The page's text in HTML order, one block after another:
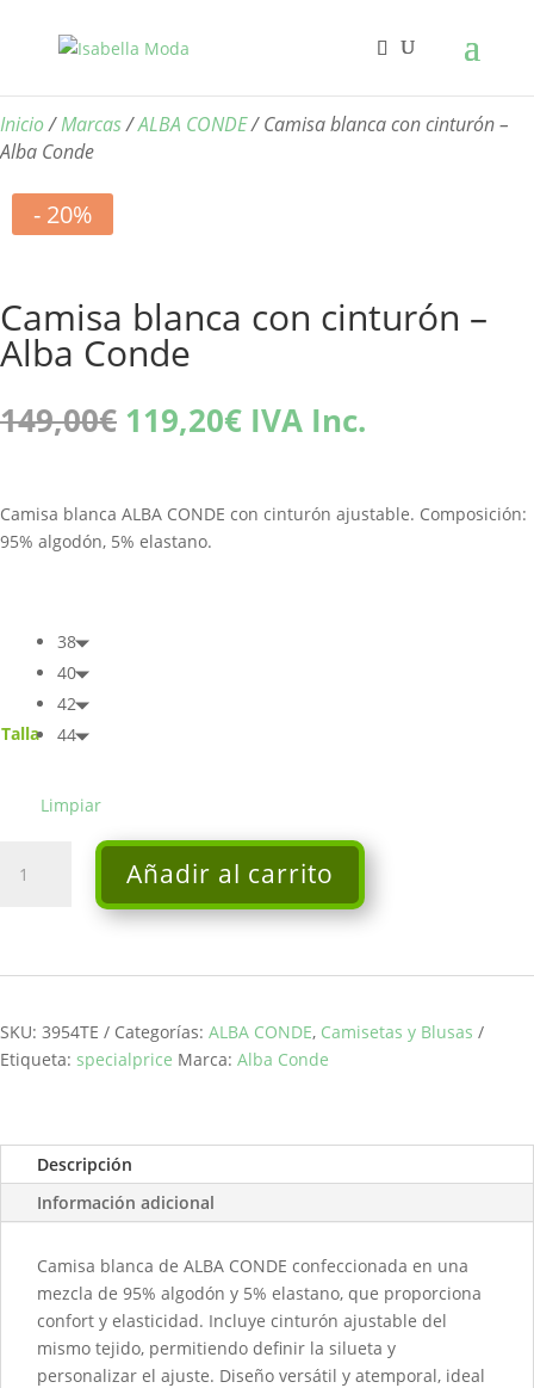
Inicio/Marcas/ALBA CONDE/ Camisa blanca con cinturón –
Alba Conde
- 20%
Camisa blanca con cinturón –
Alba Conde
149,00€ El
precio
era:
149,00€.
119,20€El
precio
es:
119,20€.
IVA Inc.
Camisa blanca ALBA CONDE con cinturón ajustable. Composición:
95% algodón, 5% elastano.
Talla
38
40
42
44
Limpiar
blanca
Añadir al carrito
SKU: 3954TE Categorías: ALBA CONDE, Camisetas y Blusas
Etiqueta: specialprice Marca: Alba Conde
Descripción
Información adicional
Camisa blanca de ALBA CONDE confeccionada en una
mezcla de 95% algodón y 5% elastano, que proporciona
confort y elasticidad. Incluye cinturón ajustable del
mismo tejido, permitiendo definir la silueta y
personalizar el ajuste. Diseño versátil y atemporal, ideal